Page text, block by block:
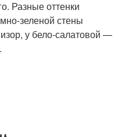
Разные оттенки
зеленой стены
у бело-салатовой —